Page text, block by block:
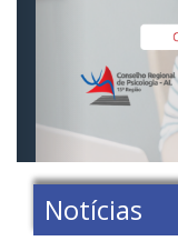
Notícias